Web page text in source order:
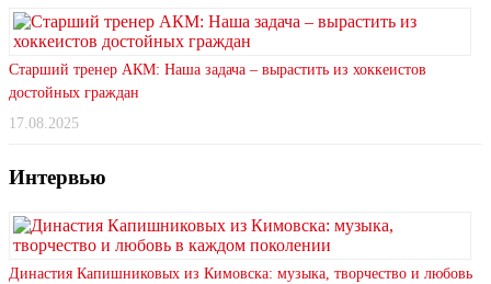
Старший тренер АКМ: Наша задача – вырастить из хоккеистов
достойных граждан
17.08.2025
Интервью
Династия Капишниковых из Кимовска: музыка, творчество и любовь